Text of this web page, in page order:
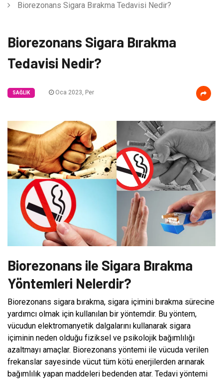
Biorezonans Sigara Bırakma Tedavisi Nedir?
Biorezonans Sigara Bırakma
Tedavisi Nedir?
SAĞLIK Oca 2023, Per
Biorezonans ile Sigara Bırakma
Yöntemleri Nelerdir?
Biorezonans sigara bırakma, sigara içimini bırakma sürecine
yardımcı olmak için kullanılan bir yöntemdir. Bu yöntem,
vücudun elektromanyetik dalgalarını kullanarak sigara
içiminin neden olduğu fiziksel ve psikolojik bağımlılığı
azaltmayı amaçlar. Biorezonans yöntemi ile vücuda verilen
frekanslar sayesinde vücut tüm kötü enerjilerden arınarak
bağımlılık yapan maddeleri bedenden atar. Tedavi yöntemi